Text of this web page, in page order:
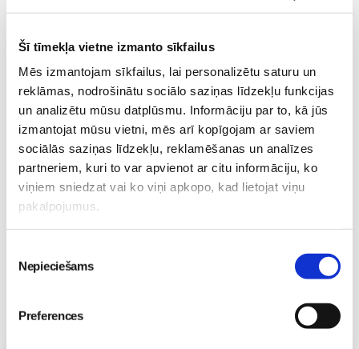
Šī tīmekļa vietne izmanto sīkfailus
Mēs izmantojam sīkfailus, lai personalizētu saturu un
reklāmas, nodrošinātu sociālo saziņas līdzekļu funkcijas
un analizētu mūsu datplūsmu. Informāciju par to, kā jūs
izmantojat mūsu vietni, mēs arī kopīgojam ar saviem
sociālās saziņas līdzekļu, reklamēšanas un analīzes
partneriem, kuri to var apvienot ar citu informāciju, ko
viņiem sniedzat vai ko viņi apkopo, kad lietojat viņu
pakalpojumus.
izvēle
Nepieciešams
Preferences
Mazulis Mazulis
Mazuļa pirmā pieredze
peldēšanā
Mazulis
23. May 09:55